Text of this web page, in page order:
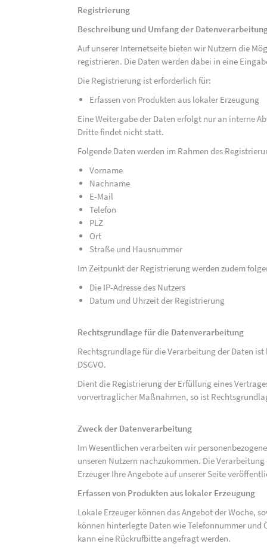
Registrierung
Beschreibung und Umfang der
Auf unserer Internetseite bieten wir Nutzern die
registrieren. Die Daten werden dabei in eine
Die Registrierung ist erforderlich für:
Erfassen von Produkten aus lokaler Erzeugung
Eine Weitergabe der Daten erfolgt nur an interne
Dritte findet nicht statt.
Folgende Daten werden im Rahmen des
Vorname
Nachname
E-Mail
Telefon
PLZ
Ort
Straße und Hausnummer
Im Zeitpunkt der Registrierung werden zudem
Die IP-Adresse des Nutzers
Datum und Uhrzeit der Registrierung
Rechtsgrundlage für die Datenverarbeitung
Rechtsgrundlage für die Verarbeitung der Daten
DSGVO.
Dient die Registrierung der Erfüllung eines
vorvertraglicher Maßnahmen, so ist
Zweck der Datenverarbeitung
Im Wesentlichen verarbeiten wir
unseren Nutzern nachzukommen. Die
Erzeuger Ihre Angebote auf unserer Seite
Erfassen von Produkten aus lokaler Erzeugung
Lokale Erzeuger können das Angebot der Woche,
können hinterlegte Daten wie Telefonnummer und
kann eine Rückrufbitte angefragt werden.